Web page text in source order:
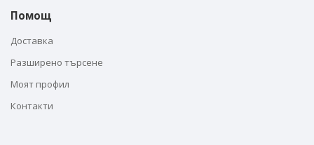
Помощ
Доставка
Разширено търсене
Моят профил
Контакти